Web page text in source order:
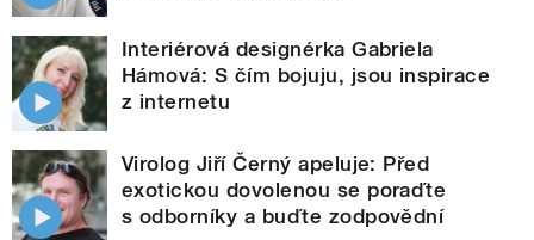
Interiérová designérka Gabriela
Hámová: S čím bojuju, jsou inspirace
z internetu
Virolog Jiří Černý apeluje: Před
exotickou dovolenou se poraďte
s odborníky a buďte zodpovědní